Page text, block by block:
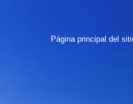
Página principal del